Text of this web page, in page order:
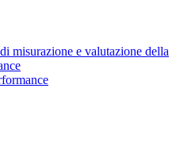
misurazione e valutazione della